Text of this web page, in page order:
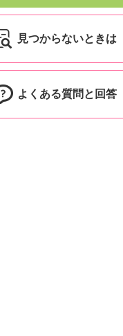
見つからないときは
よくある質問と回答